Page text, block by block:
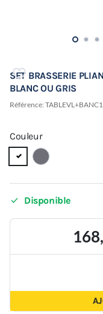
SET BRASSERIE
BLANC OU GRIS
Référence:
Couleur
 Disponible